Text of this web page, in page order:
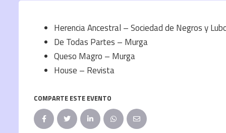
Herencia Ancestral – Sociedad de Negros y
De Todas Partes – Murga
Queso Magro – Murga
House – Revista
COMPARTE ESTE EVENTO